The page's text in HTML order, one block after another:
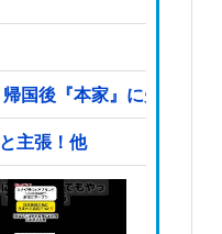
国後『本家』に失望する
主張！他